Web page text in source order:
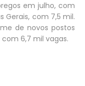
em julho, com
Gerais, com 7,5 mil.
de novos postos
6,7 mil vagas.